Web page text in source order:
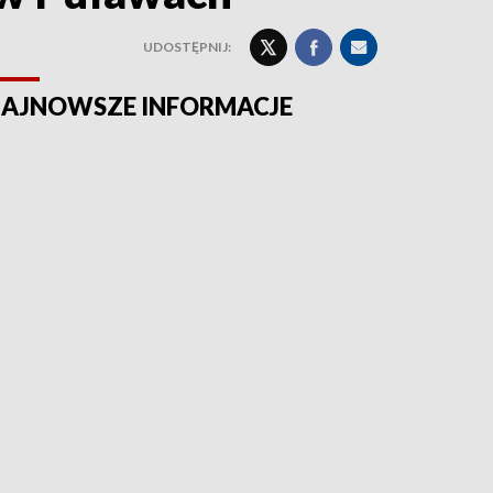
UDOSTĘPNIJ:
INFORMACJE